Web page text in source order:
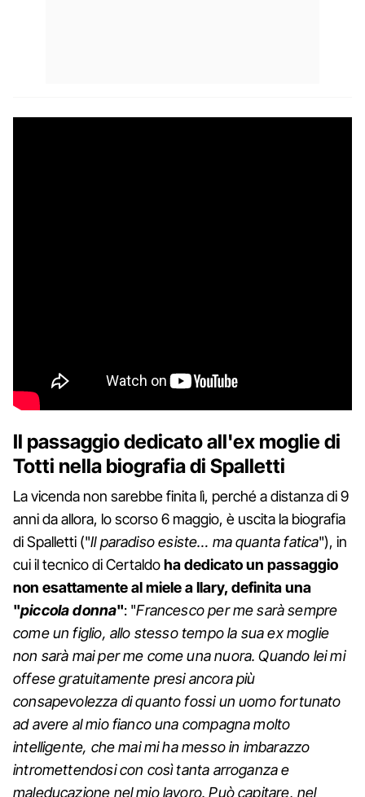
Il passaggio dedicato all'ex moglie di
Totti nella biografia di Spalletti
La vicenda non sarebbe finita lì, perché a distanza di 9
anni da allora, lo scorso 6 maggio, è uscita la biografia
di Spalletti ("Il paradiso esiste… ma quanta fatica"), in
cui il tecnico di Certaldoha dedicato un passaggio
non esattamente al miele a Ilary, definita una
"piccola donna": "Francesco per me sarà sempre
come un figlio, allo stesso tempo la sua ex moglie
non sarà mai per me come una nuora. Quando lei mi
offese gratuitamente presi ancora più
consapevolezza di quanto fossi un uomo fortunato
ad avere al mio fianco una compagna molto
intelligente, che mai mi ha messo in imbarazzo
intromettendosi con così tanta arroganza e
maleducazione nel mio lavoro. Può capitare, nel